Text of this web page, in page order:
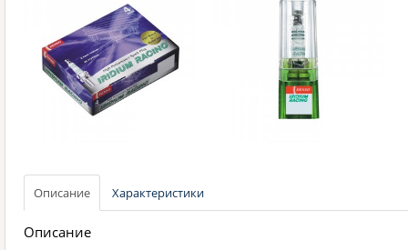
Описание Характеристики
Описание